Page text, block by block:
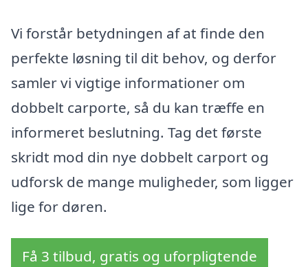
Vi forstår betydningen af at finde den
perfekte løsning til dit behov, og derfor
samler vi vigtige informationer om
dobbelt carporte, så du kan træffe en
informeret beslutning. Tag det første
skridt mod din nye dobbelt carport og
udforsk de mange muligheder, som ligger
lige for døren.
Få 3 tilbud, gratis og uforpligtende